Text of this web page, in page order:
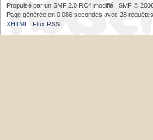
Propulsé par un SMF 2.0 RC4 modifié | SMF ©
Page générée en 0.086 secondes avec 28 requêtes.
XHTML
Flux RSS